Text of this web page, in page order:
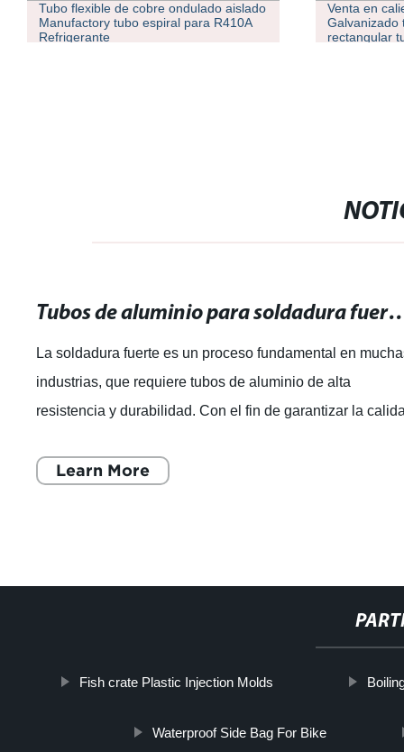
Tubo flexible de cobre ondulado aislado
Manufactory tubo espiral para R410A
Refrigerante
Venta en
Galvanizado
rectangular
Tubos de aluminio para soldadura
La soldadura fuerte es un proceso fundamental en
industrias, que requiere tubos de aluminio de alta
resistencia y durabilidad. Con el fin de garantizar la
Learn More
Fish crate Plastic Injection Molds
Waterproof Side Bag For Bike